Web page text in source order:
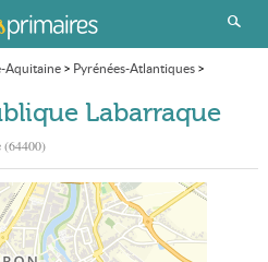
Aquitaine> Pyrénées-Atlantiques>
publique LabarraqueLabarraque
(64400)